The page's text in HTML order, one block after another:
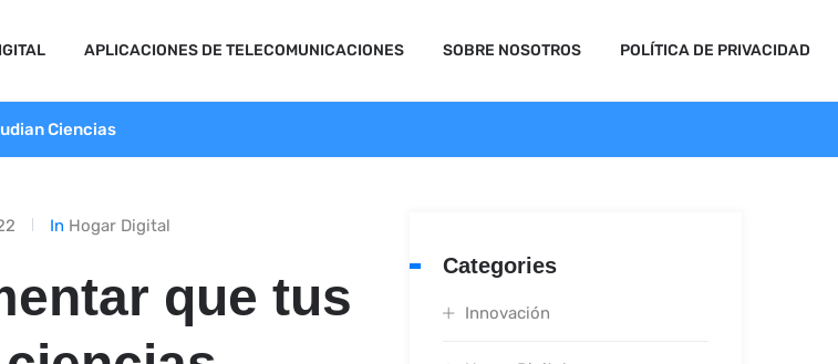
APLICACIONES DE TELECOMUNICACIONES SOBRE NOSOTROS POLÍTICA DE PRIVACIDAD
Ciencias
In Hogar Digital
que tus
Categories
Innovación